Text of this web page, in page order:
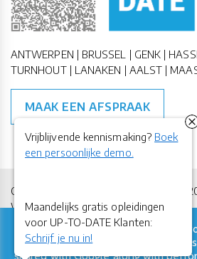
ANTWERPEN | BRUSSEL | GENK |
TURNHOUT | LANAKEN | AALST |
MAAK EEN AFSPRAAK
Copyright All Rights Reserved © 2011-
WebDesign
Privacy & Cookies
Locations
This site uses cookies from Google
and to analyze traffic. Your IP
shared with Google along with
Vrijblijvende kennismaking? Boek
een persoonlijke demo.
Maandelijks gratis opleidingen
voor UP-TO-DATE Klanten:
Schrijf je nu in!